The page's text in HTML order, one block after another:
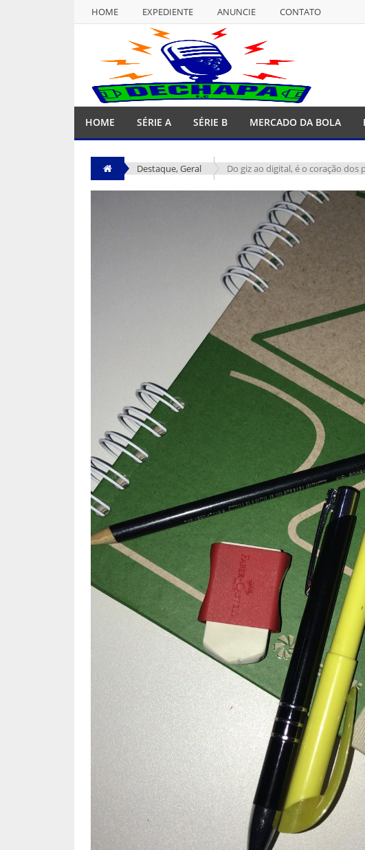
HOME EXPEDIENTE ANUNCIE
CONTATO
EXPEDIENTE ANUNCIE
HOME SÉRIE A SÉRIE B MERCADO DA BOLA
Destaque,Geral Do giz ao digital, é o coração